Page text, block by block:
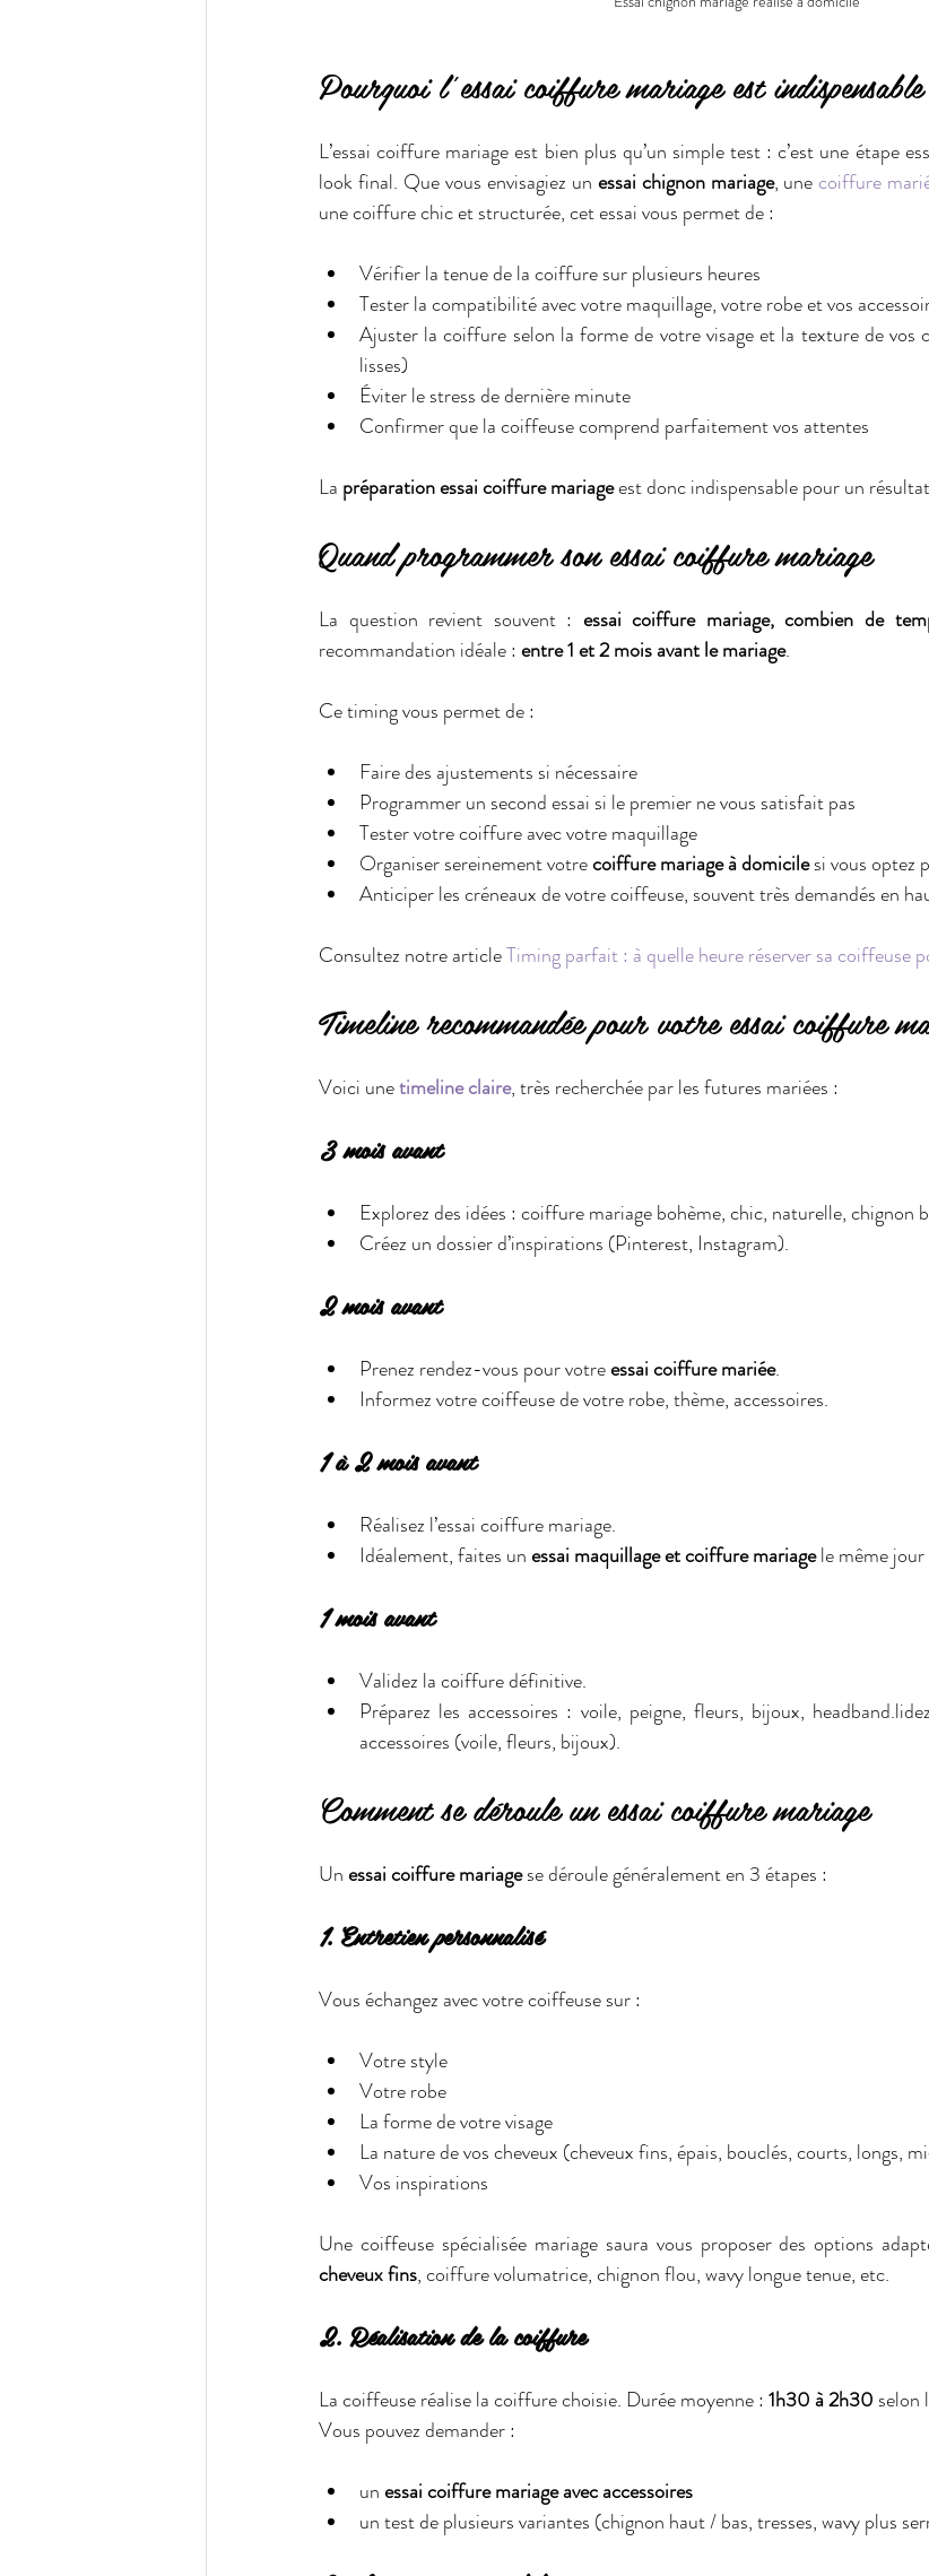
Pourquoi l’essai coiffure mariage est indispensable
L’essai coiffure mariage est bien plus qu’un simple test : c’est une étape
look final. Que vous envisagiez un essai chignon mariage, une coiffure
une coiffure chic et structurée, cet essai vous permet de :
Vérifier la tenue de la coiffure sur plusieurs heures
Tester la compatibilité avec votre maquillage, votre robe et vos
Ajuster la coiffure selon la forme de votre visage et la texture de vos
lisses)
Éviter le stress de dernière minute
Confirmer que la coiffeuse comprend parfaitement vos attentes
La préparation essai coiffure mariage est donc indispensable pour un
Quand programmer son essai coiffure mariage
La question revient souvent : essai coiffure mariage, combien de
recommandation idéale : entre 1 et 2 mois avant le mariage.
Ce timing vous permet de :
Faire des ajustements si nécessaire
Programmer un second essai si le premier ne vous satisfait pas
Tester votre coiffure avec votre maquillage
Organiser sereinement votre coiffure mariage à domicile si vous optez
Anticiper les créneaux de votre coiffeuse, souvent très demandés en
Consultez notre article Timing parfait : à quelle heure réserver sa coiffeuse
Timeline recommandée pour votre essai coiffure
Voici une timeline claire, très recherchée par les futures mariées :
3 mois avant
Explorez des idées : coiffure mariage bohème, chic, naturelle, chignon
Créez un dossier d’inspirations (Pinterest, Instagram).
2 mois avant
Prenez rendez-vous pour votre essai coiffure mariée.
Informez votre coiffeuse de votre robe, thème, accessoires.
1 à 2 mois avant
Réalisez l’essai coiffure mariage.
Idéalement, faites un essai maquillage et coiffure mariage le même jour
1 mois avant
Validez la coiffure définitive.
Préparez les accessoires : voile, peigne, fleurs, bijoux,
accessoires (voile, fleurs, bijoux).
Comment se déroule un essai coiffure mariage
Un essai coiffure mariage se déroule généralement en 3 étapes :
1. Entretien personnalisé
Vous échangez avec votre coiffeuse sur :
Votre style
Votre robe
La forme de votre visage
La nature de vos cheveux (cheveux fins, épais, bouclés, courts, longs,
Vos inspirations
Une coiffeuse spécialisée mariage saura vous proposer des options
cheveux fins, coiffure volumatrice, chignon flou, wavy longue tenue, etc.
2. Réalisation de la coiffure
La coiffeuse réalise la coiffure choisie. Durée moyenne : 1h30 à 2h30 selon
Vous pouvez demander :
un essai coiffure mariage avec accessoires
un test de plusieurs variantes (chignon haut / bas, tresses, wavy plus